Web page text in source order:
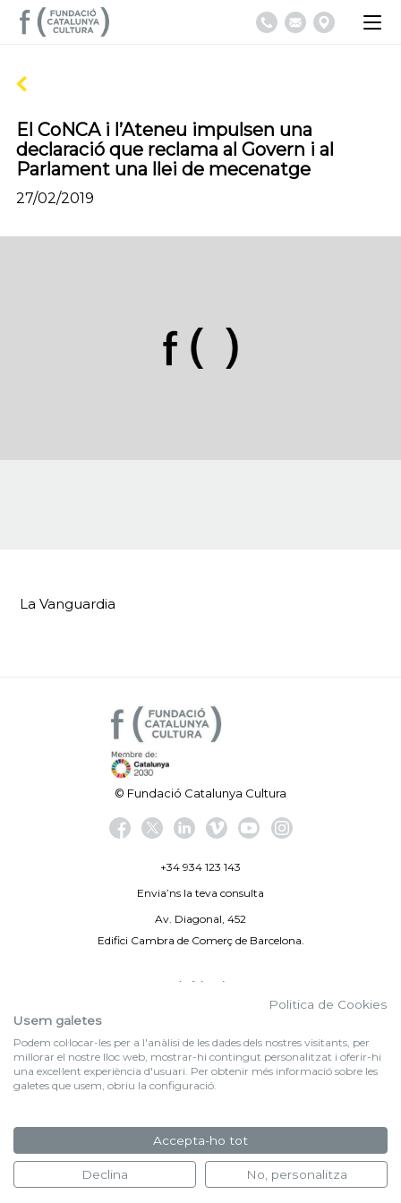
El CoNCA i l’Ateneu impulsen una
declaració que reclama al Govern i al
Parlament una llei de mecenatge
27/02/2019
La Vanguardia
© Fundació Catalunya Cultura
+34 934 123 143
Envia’ns la teva consulta
Av. Diagonal, 452
Edifici Cambra de Comerç de Barcelona.
Avís legal
By 100X100NET
f (NEWSLETTER)
FORMULARI D'INSCRIPCIÓ
Politica de Cookies
Usem galetes
Podem col·locar-les per a l'anàlisi de les dades dels nostres visitants, per
millorar el nostre lloc web, mostrar-hi contingut personalitzat i oferir-hi
una excel·lent experiència d'usuari. Per obtenir més informació sobre les
galetes que usem, obriu la configuració.
Accepta-ho tot
Declina No, personalitza